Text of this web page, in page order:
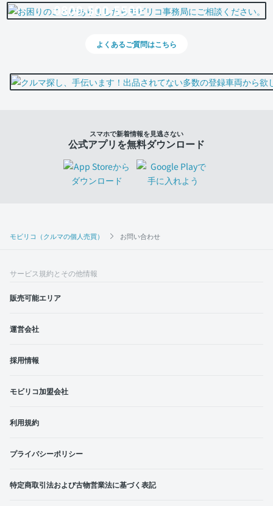
モビリコ（クルマの個人売買） お問い合わせ
0800-500-5500
よくあるご質問はこちら
スマホで新着情報を見逃さない
公式アプリを無料ダウンロード
サービス規約とその他情報
販売可能エリア
運営会社
採用情報
モビリコ加盟会社
利用規約
プライバシーポリシー
特定商取引法および古物営業法に基づく表記